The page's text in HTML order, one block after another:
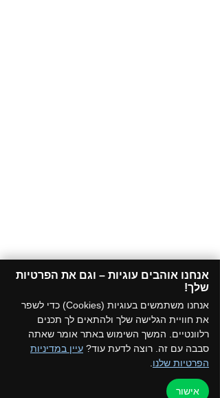
אנחנו אוהבים עוגיות – וגם את הפרטיות
שלך!​
אנחנו משתמשים בעוגיות (Cookies) כדי לשפר
את חוויית הגלישה שלך ולהתאים לך תכנים
רלוונטיים. המשך השימוש באתר אומר שאתה
סבבה עם זה. רוצה לדעת עוד? עיין במדיניות
הפרטיות שלנו
אישור